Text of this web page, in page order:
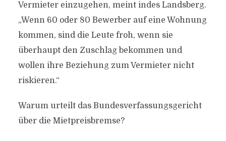
Vermieter einzugehen, meint indes Landsberg.
„Wenn 60 oder 80 Bewerber auf eine Wohnung
kommen, sind die Leute froh, wenn sie
überhaupt den Zuschlag bekommen und
wollen ihre Beziehung zum Vermieter nicht
riskieren.“
Warum urteilt das Bundesverfassungsgericht
über die Mietpreisbremse?